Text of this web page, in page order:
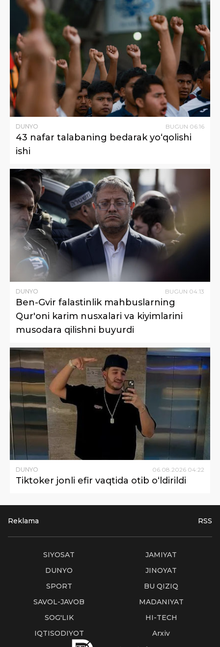
DUNYO BUGUN 06:16
43 nafar talabaning bedarak yo‘qolishi
ishi
DUNYO BUGUN 04:13
Ben-Gvir falastinlik mahbuslarning
Qur'oni karim nusxalari va kiyimlarini
musodara qilishni buyurdi
DUNYO 06.08.2026 04:22
Tiktoker jonli efir vaqtida otib o‘ldirildi
Reklama RSS
SIYOSAT
JAMIYAT
DUNYO
JINOYAT
SPORT
BU QIZIQ
SAVOL-JAVOB
MADANIYAT
SOG'LIK
HI-TECH
IQTISODIYOT
Arxiv